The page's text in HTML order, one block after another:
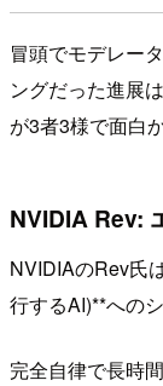
冒頭でモデレー
ングだった進展
が3者3様で面白
NVIDIA Rev:
NVIDIAのRev氏
行するAI)**への
完全自律で長時